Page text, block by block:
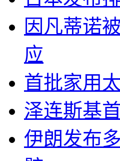
因凡蒂诺
应
首批家用
泽连斯基
伊朗发布